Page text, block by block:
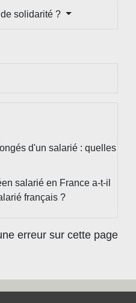
solidarité ?
d'un salarié : quelles
salarié en France a-t-il
français ?
erreur sur cette page